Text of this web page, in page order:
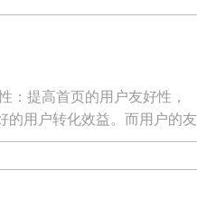
提高首页的用户友好性，
的用户转化效益。而用户的友